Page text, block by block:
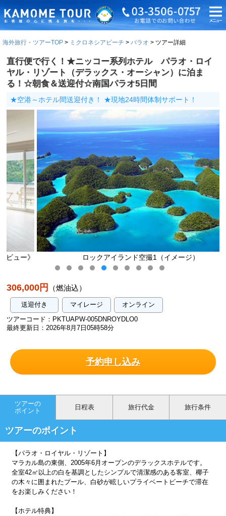
海外旅行・ツアーTOP ミクロネシアビーチ パラオ ツアー詳細
直行便で行く！★ニッコー系列ホテル パラオ・ロイ
ヤル・リゾート（デラックス・オーシャン）に泊ま
る！☆朝食＆送迎付☆南国パラオ5日間
★空港～ホテル間送迎付き！ ★現地24時間体制サポート！
ロックアイランド空撮1（イメージ）
306,000円 （燃油込）
送迎付き マイレージ
オンライン
ツアーコード：PKTUAPW-005DNROYDLO0
最終更新日：2026年8月7日05時58分
予約申し込み
ツアーの
ポイント
日程表 旅行代金 旅行条件
ツアーのポイント
【パラオ・ロイヤル・リゾート】
マラカル島の東側、2005年6月オープンのデラックスホテルです。
全室42㎡以上の白を基調としたシンプルで清潔感のある客室、椰子
の木々に囲まれたプール、白砂が眩しいプライベートビーチで滞在
をお楽しみください！
【ホテル特典】